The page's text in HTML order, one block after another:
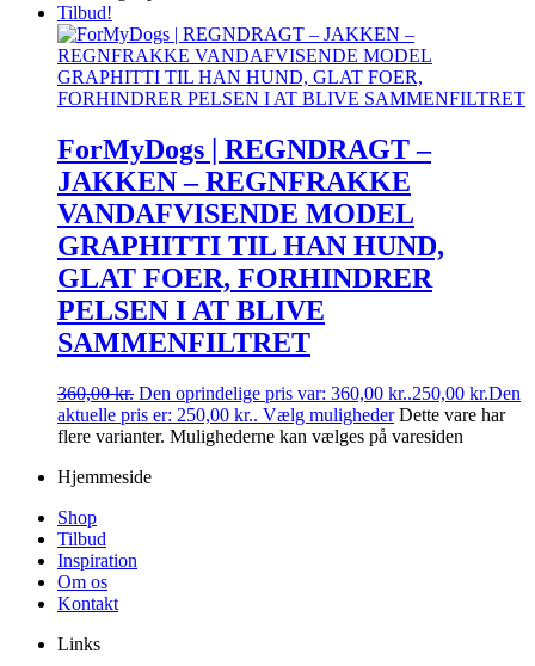
Tilbud!
ForMyDogs | REGNDRAGT –
JAKKEN – REGNFRAKKE
VANDAFVISENDE MODEL
GRAPHITTI TIL HAN HUND,
GLAT FOER, FORHINDRER
PELSEN I AT BLIVE
SAMMENFILTRET
360,00kr. Den oprindelige pris var: 360,00 kr..250,00 kr.Den
aktuelle pris er: 250,00 kr.. Vælg muligheder Dette vare har
flere varianter. Mulighederne kan vælges på varesiden
Hjemmeside
Shop
Tilbud
Inspiration
Om os
Kontakt
Links